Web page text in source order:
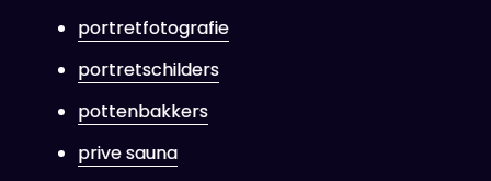
portretfotografie
portretschilders
pottenbakkers
prive sauna